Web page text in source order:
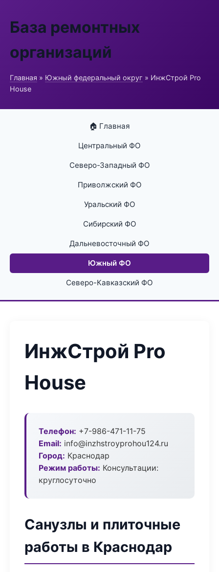
База ремонтных
организаций
Главная » Южный федеральный округ » ИнжСтрой Pro
House
🏠 Главная
Центральный ФО
Северо-Западный ФО
Приволжский ФО
Уральский ФО
Сибирский ФО
Дальневосточный ФО
Южный ФО
Северо-Кавказский ФО
ИнжСтрой Pro
House
Телефон: +7-986-471-11-75
Email: info@inzhstroyprohou124.ru
Город: Краснодар
Режим работы: Консультации:
круглосуточно
Санузлы и плиточные
работы в Краснодар